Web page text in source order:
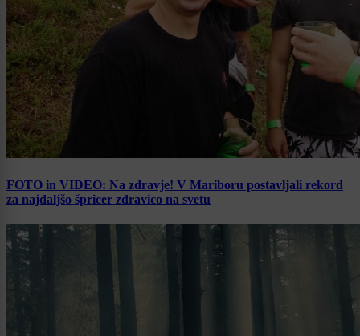
FOTO in VIDEO: Na zdravje! V Mariboru postavljali rekord
za najdaljšo špricer zdravico na svetu